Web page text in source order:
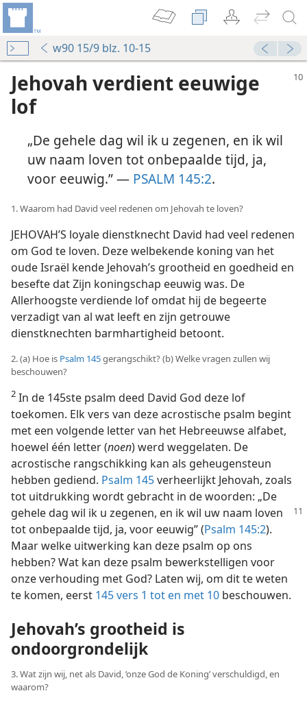
w90 15/9 blz. 10-15
Jehovah verdient eeuwige
lof
„De gehele dag wil ik u zegenen, en ik wil
uw naam loven tot onbepaalde tijd, ja,
voor eeuwig.” — PSALM 145:2.
1. Waarom had David veel redenen om Jehovah te loven?
JEHOVAH’S loyale dienstknecht David had veel redenen
om God te loven. Deze welbekende koning van het
oude Israël kende Jehovah’s grootheid en goedheid en
besefte dat Zijn koningschap eeuwig was. De
Allerhoogste verdiende lof omdat hij de begeerte
verzadigt van al wat leeft en zijn getrouwe
dienstknechten barmhartigheid betoont.
2. (a) Hoe is Psalm 145gerangschikt? (b) Welke vragen zullen wij
beschouwen?
2 In de 145ste psalm deed David God deze lof
toekomen. Elk vers van deze acrostische psalm begint
met een volgende letter van het Hebreeuwse alfabet,
hoewel één letter (noen) werd weggelaten. De
acrostische rangschikking kan als geheugensteun
hebben gediend. Psalm 145verheerlijkt Jehovah, zoals
tot uitdrukking wordt gebracht in de woorden: „De
gehele dag wil ik u zegenen, en ik wil uw naam loven
tot onbepaalde tijd, ja, voor eeuwig” (Psalm 145:2).
Maar welke uitwerking kan deze psalm op ons
hebben? Wat kan deze psalm bewerkstelligen voor
onze verhouding met God? Laten wij, om dit te weten
te komen, eerst 145 vers 1 tot en met 10 beschouwen.
Jehovah’s grootheid is
ondoorgrondelijk
3. Wat zijn wij, net als David, ’onze God de Koning’ verschuldigd, en
waarom?